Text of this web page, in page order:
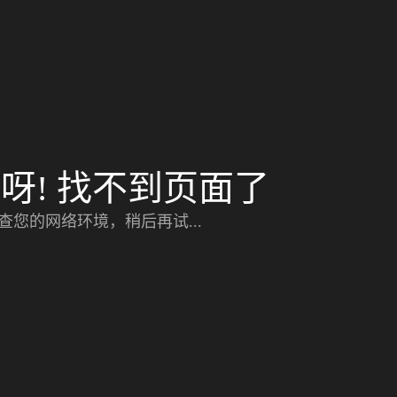
! 找不到页面了
您的网络环境，稍后再试...